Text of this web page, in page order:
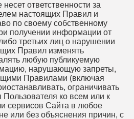
ответственности за
настоящих Правил и
по своему собственному
получении информации от
третьих лиц о нарушении
Правил изменять
любую публикуемую
нарушающую запреты,
Правилами (включая
ограничивать
Пользователя ко всем или к
сервисов Сайта в любое
или без объяснения причин, с